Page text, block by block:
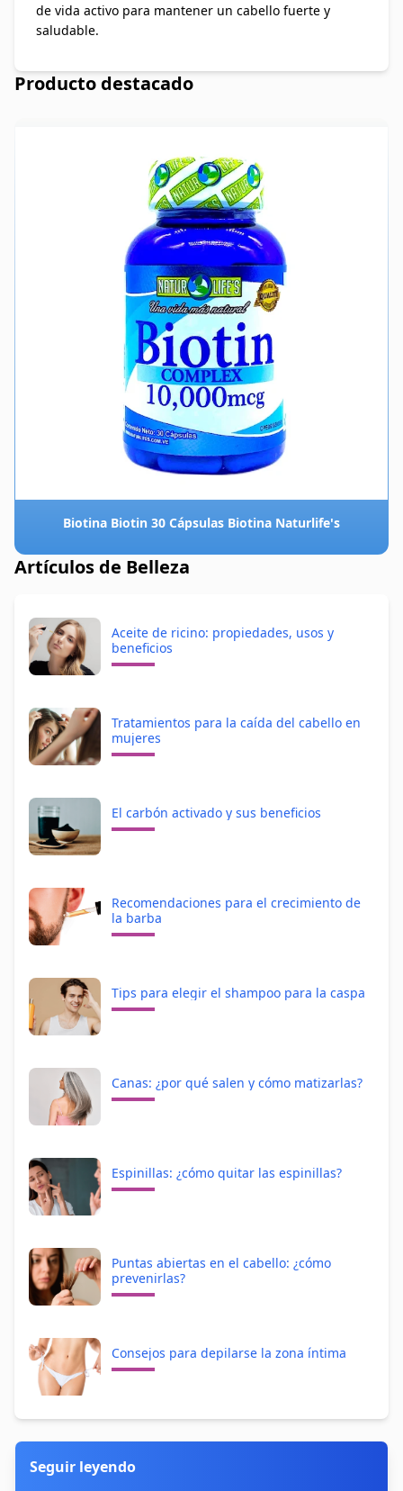
de vida activo para mantener un cabello fuerte y
saludable.
Producto destacado
Biotina Biotin 30 Cápsulas Biotina Naturlife's
Artículos de Belleza
Aceite de ricino: propiedades, usos y
beneficios
Tratamientos para la caída del cabello en
mujeres
El carbón activado y sus beneficios
Recomendaciones para el crecimiento de
la barba
Tips para elegir el shampoo para la caspa
Canas: ¿por qué salen y cómo matizarlas?
Espinillas: ¿cómo quitar las espinillas?
Puntas abiertas en el cabello: ¿cómo
prevenirlas?
Consejos para depilarse la zona íntima
Seguir leyendo